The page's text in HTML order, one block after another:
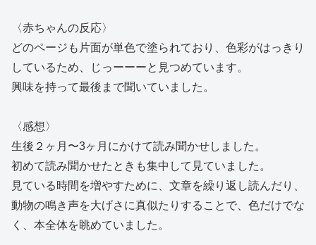
〈赤ちゃんの反応〉
どのページも片面が単色で塗られており、色彩がはっきり
しているため、じっーーーと見つめています。
興味を持って最後まで聞いていました。
〈感想〉
生後２ヶ月〜3ヶ月にかけて読み聞かせしました。
初めて読み聞かせたときも集中して見ていました。
見ている時間を増やすために、文章を繰り返し読んだり、
動物の鳴き声を大げさに真似たりすることで、色だけでな
く、本全体を眺めていました。